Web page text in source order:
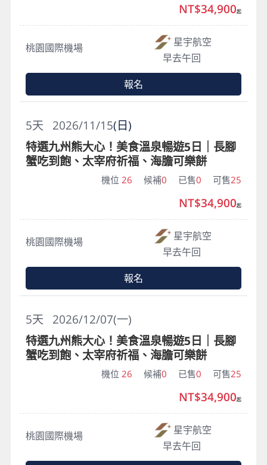
桃園國際機場
星宇航空
早去午回
NT$34,900起
報名
2026/11/15(日)
5天
特選九州熊大心！美食溫泉暢遊5日｜長腳
蟹吃到飽、太宰府祈福、海膽可樂餅
機位 26 候補0 已售0 可售25
桃園國際機場
星宇航空
早去午回
NT$34,900起
報名
2026/12/07(一)
5天
特選九州熊大心！美食溫泉暢遊5日｜長腳
蟹吃到飽、太宰府祈福、海膽可樂餅
機位 26 候補0 已售0 可售25
桃園國際機場
星宇航空
早去午回
NT$34,900起